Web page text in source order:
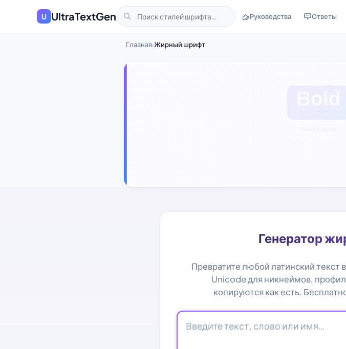
U UltraTextGen Руководства Ответы
Главная›Жирный шрифт
Генератор
Превратите любой латинский
Unicode для никнеймов,
копируются как есть.